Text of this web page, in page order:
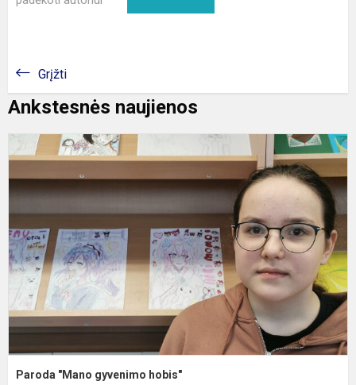
Grįžti
Ankstesnės naujienos
Paroda "Mano gyvenimo hobis"